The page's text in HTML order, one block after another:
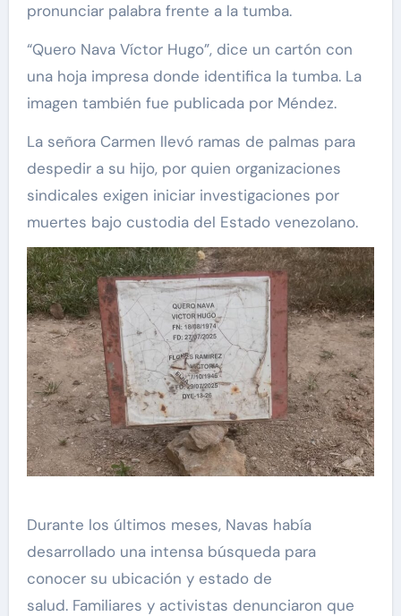
pronunciar palabra frente a la tumba.
“Quero Nava Víctor Hugo”, dice un cartón con
una hoja impresa donde identifica la tumba. La
imagen también fue publicada por Méndez.
La señora Carmen llevó ramas de palmas para
despedir a su hijo, por quien organizaciones
sindicales exigen iniciar investigaciones por
muertes bajo custodia del Estado venezolano.
Durante los últimos meses, Navas había
desarrollado una intensa búsqueda para
conocer su ubicación y estado de
salud. Familiares y activistas denunciaron que